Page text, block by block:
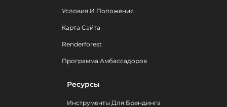
Условия И Положения
Карта Сайта
Renderforest
Программа Амбассадоров
Ресурсы
Инструменты Для Брендинга